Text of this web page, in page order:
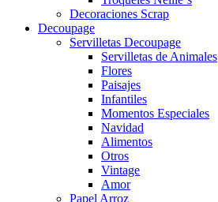
Decoraciones Scrap
Decoupage
Servilletas Decoupage
Servilletas de Animales
Flores
Paisajes
Infantiles
Momentos Especiales
Navidad
Alimentos
Otros
Vintage
Amor
Papel Arroz